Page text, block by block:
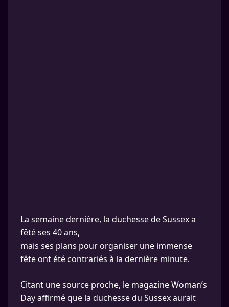
La semaine dernière, la duchesse de Sussex a
fêté ses 40 ans,
mais ses plans pour organiser une immense
fête ont été contrariés à la dernière minute.
Citant une source proche, le magazine Woman’s
Day affirmé que la duchesse du Sussex aurait